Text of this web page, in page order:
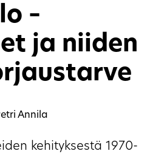
–
ja niiden
Annila
kehityksestä 1970-